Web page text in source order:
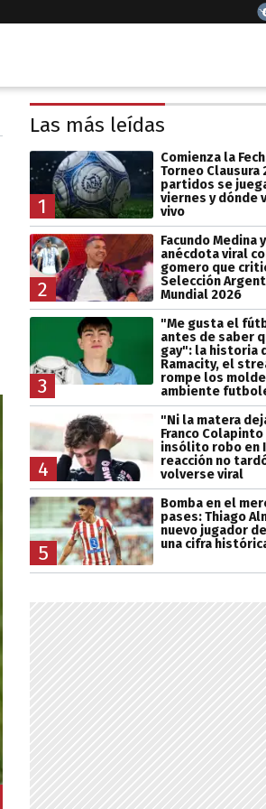
Las más leídas
1
Comienza la
Torneo Clausura
partidos se
viernes y dónde
vivo
2
Facundo Medina
anécdota viral
gomero que
Selección
Mundial 2026
3
"Me gusta el
antes de saber
gay": la historia
Ramacity, el
rompe los
ambiente
4
"Ni la matera
Franco
insólito robo en
reacción no
volverse viral
5
Bomba en el
pases: Thiago
nuevo jugador
una cifra